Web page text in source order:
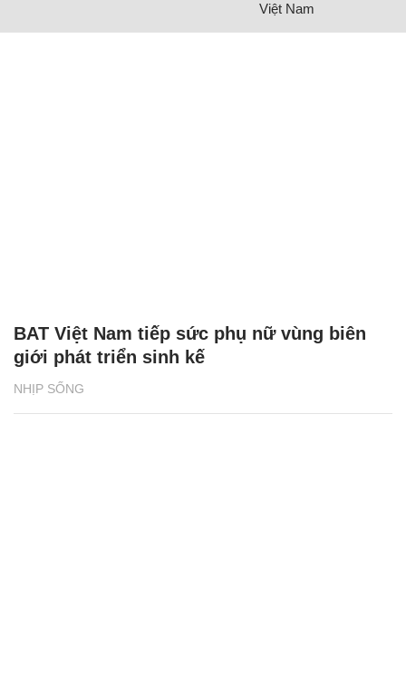
Việt Nam
NHỊP SỐNG
BAT Việt Nam tiếp sức phụ nữ vùng biên
giới phát triển sinh kế